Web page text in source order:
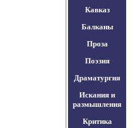
Кавказ
Балканы
Проза
Поэзия
Драматургия
Искания и
размышления
Критика